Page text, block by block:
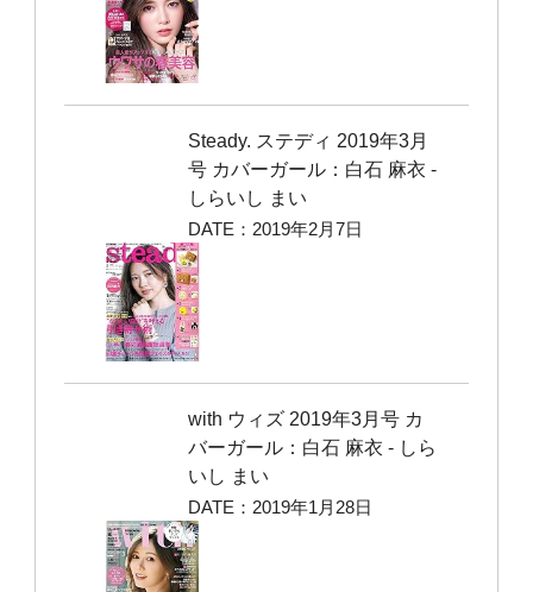
Steady. ステディ 2019年3月
号 カバーガール：白石 麻衣 ‐
しらいし まい
DATE：2019年2月7日
with ウィズ 2019年3月号 カ
バーガール：白石 麻衣 ‐ しら
いし まい
DATE：2019年1月28日